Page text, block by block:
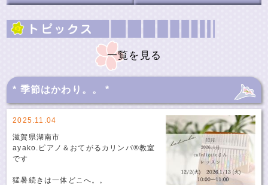
一覧を見る
* 季節はかわり。。 *
2025.11.04
滋賀県湖南市
ayako.ピアノ＆おてがるカリンバ®教室
です
猛暑続きは一体どこへ。。